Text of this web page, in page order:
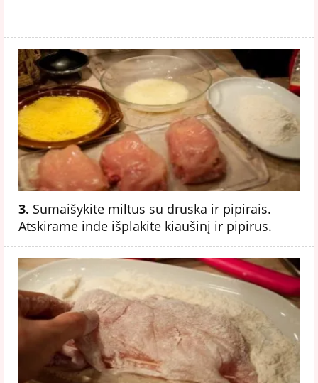
3. Sumaišykite miltus su druska ir pipirais.
Atskirame inde išplakite kiaušinį ir pipirus.